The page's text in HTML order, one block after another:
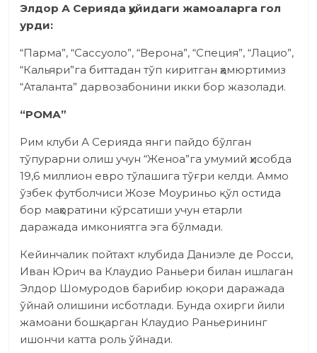
Элдор А Серияда қуйидаги жамоаларга гол
урди:
“Парма”, “Сассуоло”, “Верона”, “Специя”, “Лацио”,
“Кальяри”га биттадан тўп киритган ҳамюртимиз
“Аталанта” дарвозабонини икки бор жазолади.
“РОМА”
Рим клуби А Серияда янги пайдо бўлган
тўпурарни олиш учун “Женоа”га умумий ҳисобда
19,6 миллион евро тўлашига тўғри келди. Аммо
ўзбек футболчиси Жозе Моуриньо қўл остида
бор маҳоратини кўрсатиши учун етарли
даражада имкониятга эга бўлмади.
Кейинчалик пойтахт клубида Даниэле де Росси,
Иван Юрич ва Клаудио Раньери билан ишлаган
Элдор Шомуродов барибир юқори даражада
ўйнай олишини исботлади. Бунда охирги йили
жамоани бошқарган Клаудио Раньерининг
ишончи катта роль ўйнади.